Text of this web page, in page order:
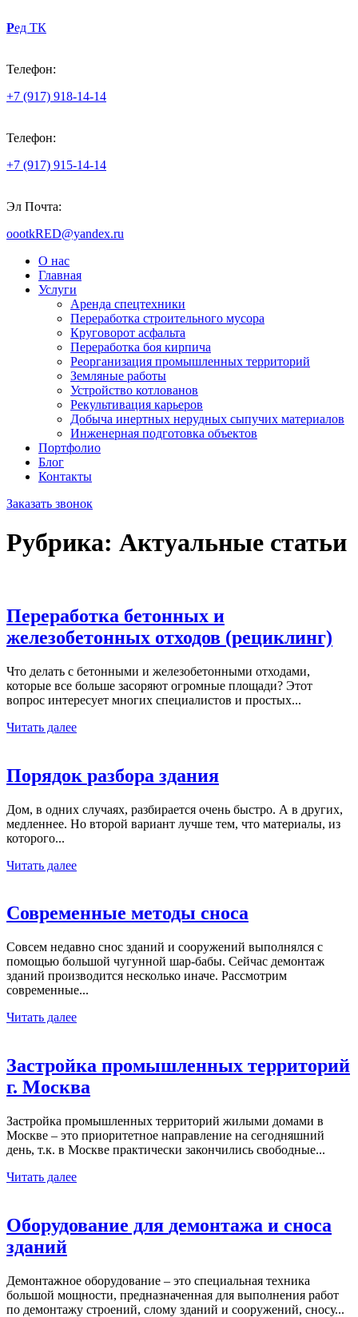
Ред ТК
Телефон:
+7 (917) 918-14-14
Телефон:
+7 (917) 915-14-14
Эл Почта:
oootkRED@yandex.ru
О нас
Главная
Услуги
Аренда спецтехники
Переработка строительного мусора
Круговорот асфальта
Переработка боя кирпича
Реорганизация промышленных территорий
Земляные работы
Устройство котлованов
Рекультивация карьеров
Добыча инертных нерудных сыпучих материалов
Инженерная подготовка объектов
Портфолио
Блог
Контакты
Заказать звонок
Рубрика: Актуальные статьи
Переработка бетонных и
железобетонных отходов (рециклинг)
Что делать с бетонными и железобетонными отходами,
которые все больше засоряют огромные площади? Этот
вопрос интересует многих специалистов и простых...
Читать далее
Порядок разбора здания
Дом, в одних случаях, разбирается очень быстро. А в других,
медленнее. Но второй вариант лучше тем, что материалы, из
которого...
Читать далее
Современные методы сноса
Совсем недавно снос зданий и сооружений выполнялся с
помощью большой чугунной шар-бабы. Сейчас демонтаж
зданий производится несколько иначе. Рассмотрим
современные...
Читать далее
Застройка промышленных территорий
г. Москва
Застройка промышленных территорий жилыми домами в
Москве – это приоритетное направление на сегодняшний
день, т.к. в Москве практически закончились свободные...
Читать далее
Оборудование для демонтажа и сноса
зданий
Демонтажное оборудование – это специальная техника
большой мощности, предназначенная для выполнения работ
по демонтажу строений, слому зданий и сооружений, сносу...